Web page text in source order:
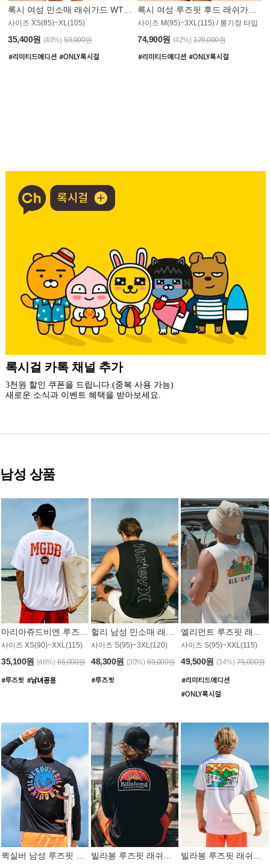
사이즈 XS(85)~XL(105)
35,400원 (40%) 59,000원
사이즈 M(95)~3XL(115) / 롱기장 타입
74,900원 (42%) 129,000원
더 가까운 쇼핑, 록시걸 모바일 앱
빠른쇼핑! 간편결제! 모바일에 딱 맞춘 쇼핑 앱
지금 설치하고 추가 할인 받아 가세요.
남성 상품
사이즈 XS(90)~XXL(115)
35,100원 (46%) 65,000원
사이즈 S(95)~3XL(120)
48,300원 (30%) 69,000원
사이즈 S(95)~XXL(115)
49,500원 (34%) 75,000원